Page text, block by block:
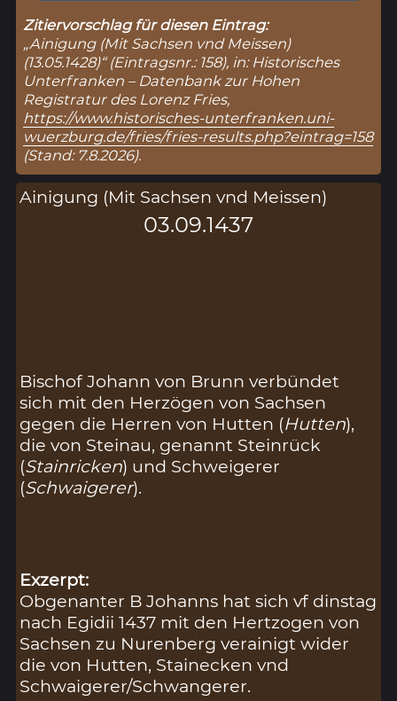
Zitiervorschlag für diesen Eintrag:
„Ainigung (Mit Sachsen vnd Meissen)
(13.05.1428)“ (Eintragsnr.: 158), in: Historisches
Unterfranken – Datenbank zur Hohen
Registratur des Lorenz Fries,
https://www.historisches-unterfranken.uni-
wuerzburg.de/fries/fries-results.php?eintrag=158
(Stand: 7.8.2026).
Ainigung (Mit Sachsen vnd Meissen)
03.09.1437
Bischof Johann von Brunn verbündet
sich mit den Herzögen von Sachsen
gegen die Herren von Hutten (Hutten),
die von Steinau, genannt Steinrück
(Stainricken) und Schweigerer
(Schwaigerer).
Exzerpt:
Obgenanter B Johanns hat sich vf dinstag
nach Egidii 1437 mit den Hertzogen von
Sachsen zu Nurenberg verainigt wider
die von Hutten, Stainecken vnd
Schwaigerer/Schwangerer.